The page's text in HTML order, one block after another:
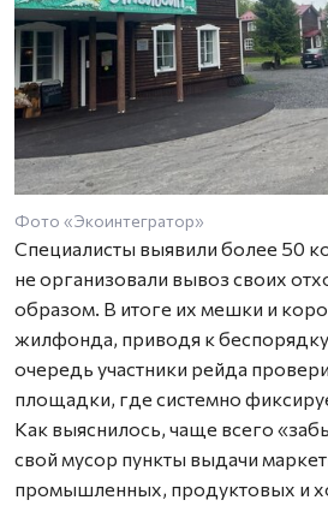
Фото «Экоинтегратор»
Специалисты выявили более 50
не организовали вывоз своих
образом. В итоге их мешки и
жилфонда, приводя к
очередь участники рейда
площадки, где системно
Как выяснилось, чаще всего
свой мусор пункты выдачи
промышленных, продуктовых и